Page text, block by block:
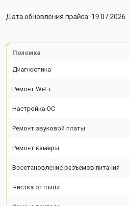
Дата обновления прайса: 19.07.2026
Поломка
Диагностика
Ремонт Wi-Fi
Настройка ОС
Ремонт звуковой платы
Ремонт камеры
Восстановление разъемов питания
Чистка от пыли